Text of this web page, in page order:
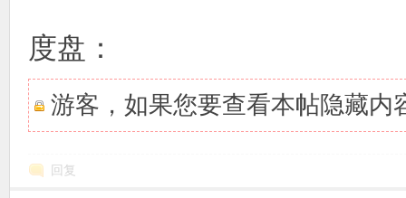
度盘：
游客，如果您要查看本帖隐藏内
回复